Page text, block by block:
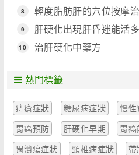
8 輕度脂肪肝的穴位按摩
9 肝硬化出現肝昏迷能活
10 治肝硬化中藥方
熱門標籤
痔瘡症狀 糖尿病症狀 慢性
胃癌預防
肝硬化早期 胃
胃潰瘍症狀
頸椎病症狀